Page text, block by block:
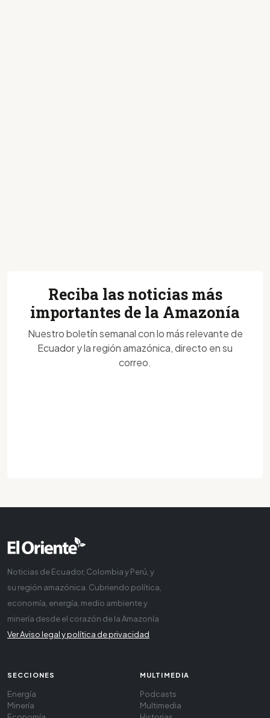
Reciba las noticias más
importantes de la Amazonía
Nuestro boletín semanal con lo más relevante de
Ecuador y la región amazónica, directo en su
correo.
Noticias de Ecuador, Colombia y Perú, y
su región amazónica. Cubriendo política,
economía, energía, medio ambiente y
minería desde el corazón de la Amazonía
Ver Aviso legal y política de privacidad
SECCIONES
Energía
Minería
MULTIMEDIA
Podcasts
Multimedia